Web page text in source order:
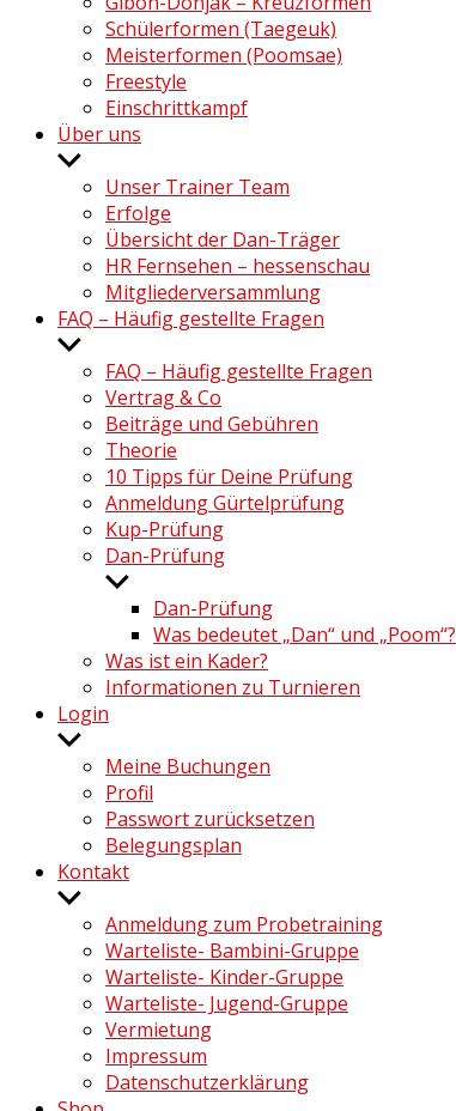
Schülerformen (Taegeuk)
Meisterformen (Poomsae)
Freestyle
Einschrittkampf
Über uns
Untermenü
anzeigenUnser Trainer Team
Erfolge
Übersicht der Dan-Träger
HR Fernsehen – hessenschau
Mitgliederversammlung
FAQ – Häufig gestellte Fragen
Untermenü
anzeigenFAQ – Häufig gestellte Fragen
Vertrag & Co
Beiträge und Gebühren
Theorie
10 Tipps für Deine Prüfung
Anmeldung Gürtelprüfung
Kup-Prüfung
Dan-Prüfung
Untermenü
anzeigenDan-Prüfung
Was bedeutet „Dan“ und „Poom“?
Was ist ein Kader?
Informationen zu Turnieren
Login
Untermenü
anzeigenMeine Buchungen
Profil
Passwort zurücksetzen
Belegungsplan
Kontakt
Untermenü
anzeigenAnmeldung zum Probetraining
Warteliste- Bambini-Gruppe
Warteliste- Kinder-Gruppe
Warteliste- Jugend-Gruppe
Vermietung
Impressum
Datenschutzerklärung